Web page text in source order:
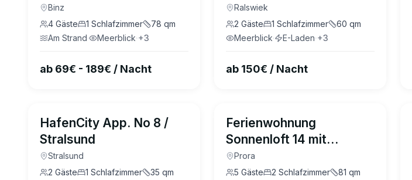
Jahreszeiten Binz
Binz
4 Gäste 1 Schlafzimmer 78 qm
Am Strand· Meerblick·+3
ab 69€ - 189€ / Nacht
Ralswiek
2 Gäste 1 Schlafzimmer 60 qm
Meerblick· E-Laden·+3
ab 150€ / Nacht
4.5
HafenCity App. No 8 /
Stralsund
Stralsund
2 Gäste 1 Schlafzimmer 35 qm
Ferienwohnung
Sonnenloft 14 mit
eigenem Kamin, Sauna,
Strandkorb am Strand
Prora
5 Gäste 2 Schlafzimmer 81 qm